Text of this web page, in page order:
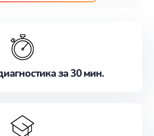
Не медлите записаться на
за 30 мин.